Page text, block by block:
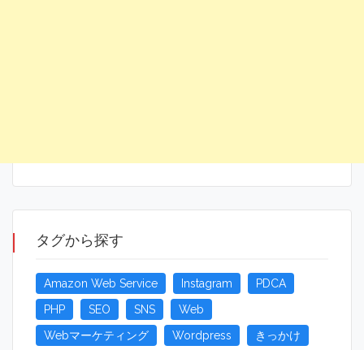
タグから探す
Amazon Web Service Instagram
PDCA
PHP
SEO SNS
Web
Webマーケティング
Wordpress
きっかけ